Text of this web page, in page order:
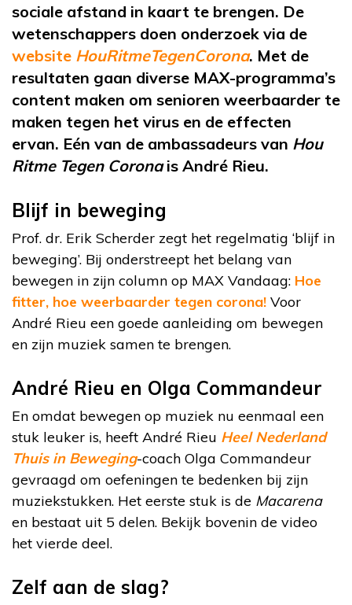
sociale afstand in kaart te brengen. De
wetenschappers doen onderzoek via de
website HouRitmeTegenCorona. Met de
resultaten gaan diverse MAX-programma’s
content maken om senioren weerbaarder te
maken tegen het virus en de effecten
ervan. Eén van de ambassadeurs van Hou
Ritme Tegen Coronais André Rieu.
Blijf in beweging
Prof. dr. Erik Scherder zegt het regelmatig ‘blijf in
beweging’. Bij onderstreept het belang van
bewegen in zijn column op MAX Vandaag: Hoe
fitter, hoe weerbaarder tegen corona! Voor
André Rieu een goede aanleiding om bewegen
en zijn muziek samen te brengen.
André Rieu en Olga Commandeur
En omdat bewegen op muziek nu eenmaal een
stuk leuker is, heeft André Rieu Heel Nederland
Thuis in Beweging-coach Olga Commandeur
gevraagd om oefeningen te bedenken bij zijn
muziekstukken. Het eerste stuk is de Macarena
en bestaat uit 5 delen. Bekijk bovenin de video
het vierde deel.
Zelf aan de slag?